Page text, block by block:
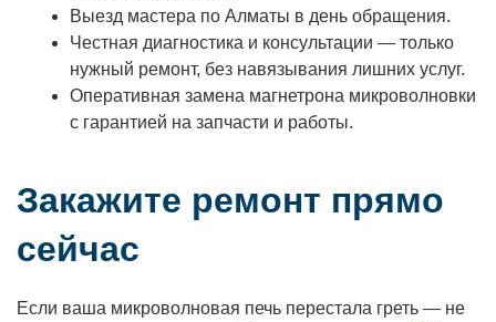
Выезд мастера по Алматы в день обращения.
Честная диагностика и консультации — только
нужный ремонт, без навязывания лишних услуг.
Оперативная замена магнетрона микроволновки
с гарантией на запчасти и работы.
Закажите ремонт прямо
сейчас
Если ваша микроволновая печь перестала греть — не